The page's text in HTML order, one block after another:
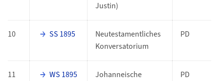
Justin)
10 SS 1895
Neutestamentliches
Konversatorium
PD
11 WS 1895
Johanneische
PD